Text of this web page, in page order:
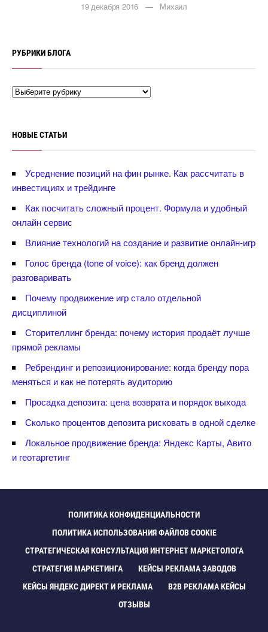
19 декабря 2016 — Михаил
РУБРИКИ БЛОГА
НОВЫЕ СТАТЬИ
Усреднение позиций на фин рынке. Как рассчитать
инвестициях и трейдинге
Как посчитать сложный процент. Формула и удобный
онлайн сервис
лияние технологий на создание и развитие онлайн-игр
Голос бренда (tone of voice): как бренд должен
разговаривать
Почему продвижение игр стало отдельной
дисциплиной
Сторителлинг бренда: почему история продаёт лучше
прямой рекламы
Ребрендинг и репозиционирование: когда бренду пора
меняться и как не потерять аудиторию
Просадка депозита: цена возврата и порядок выхода
Сколько процентов депозита рисковать в одной сделке
Локальное продвижение бренда: Яндекс Карты, Авито
и геотаргетин
ПОЛИТИКА КОНФИДЕНЦИАЛЬНОСТИ
ПОЛИТИКА ИСПОЛЬЗОВАНИЯ ФАЙЛОВ COOKIE
СТРАТЕГИЧЕСКАЯ КОНСУЛЬТАЦИЯ ИНТЕРНЕТ МАРКЕТОЛОГА
СТРАТЕГИЯ МАРКЕТИНГА
КЕЙСЫ РЕКЛАМА ЗАВОДО
КЕЙСЫ ЯНДЕКС ДИРЕКТ И РЕКЛАМА
B2B РЕКЛАМА КЕЙСЫ
ОТЗЫВЫ